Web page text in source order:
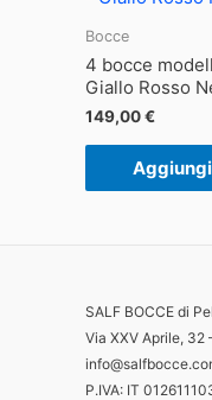
Bocce
4 bocce
Giallo Rosso
149,00€
SALF BOCCE di
Via XXV Aprile, 32
P.IVA: IT